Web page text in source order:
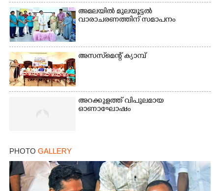
അമലയിൽ മുലയൂട്ടൽ
വാരാചരണത്തിന് സമാപനം
അസസ്‌മെന്റ് ക്യാമ്പ്
അറക്കുളത്ത് വിപുലമായ
ഓണാഘോഷം
PHOTO GALLERY